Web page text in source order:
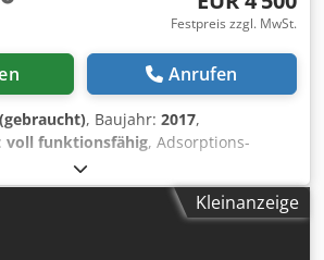
Festpreis zzgl. MwSt.
Anrufen
, Baujahr: 2017,
voll funktionsfähig, Adsorptions-
2100 Leistung: 35.000 l/min; Baujahr:
PLN Bruttopreis: 23.985 PLN
Kleinanzeige